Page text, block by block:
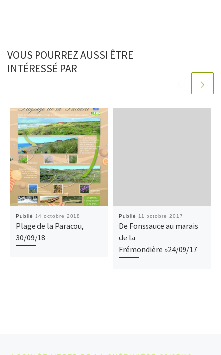
VOUS POURREZ AUSSI ÊTRE
INTÉRESSÉ PAR
Publié 14 octobre 2018
Plage de la Paracou,
30/09/18
Publié 11 octobre 2017
De Fonssauce au marais
de la
Frémondière »24/09/17